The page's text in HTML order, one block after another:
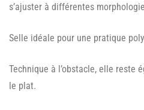
s’ajuster à différentes
Selle idéale pour une pratique
Technique à l’obstacle, elle reste
le plat.